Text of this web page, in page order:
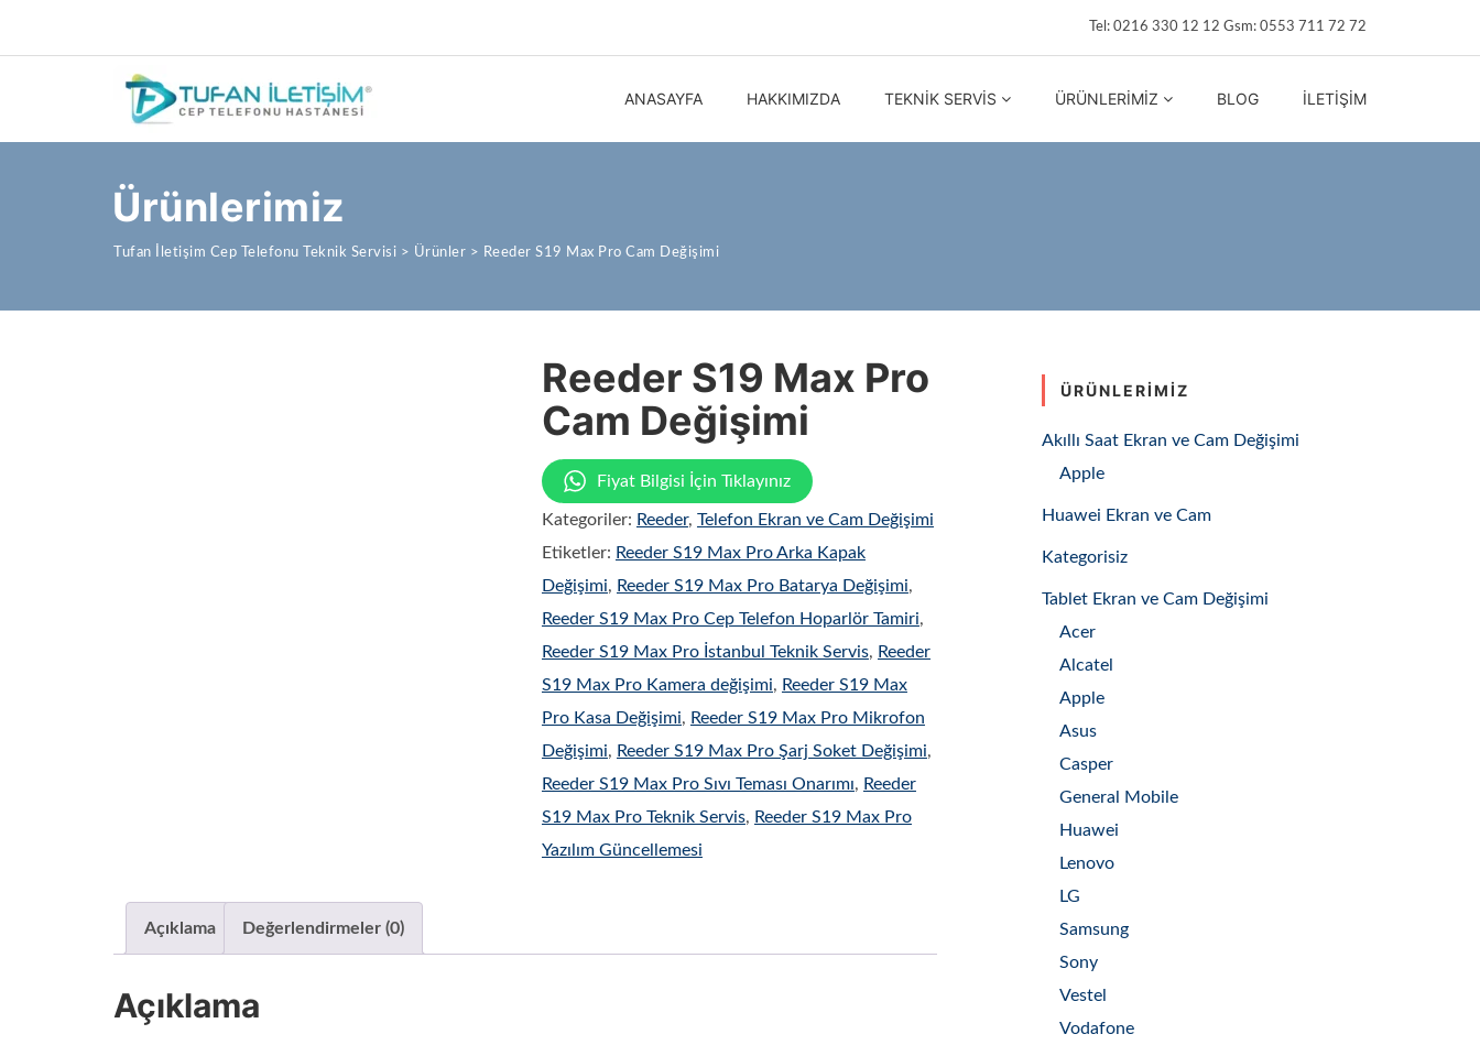
Tel: 0216 330 12 12 Gsm: 0553 711 72 72
ANASAYFA HAKKIMIZDA TEKNIK SERVIS ÜRÜNLERIMIZ BLOG İLETIŞIM
Ürünlerimiz
Tufan İletişim Cep Telefonu Teknik Servisi > Ürünler > Reeder S19 Max Pro Cam Değişimi
Reeder S19 Max Pro
Cam Değişimi
Fiyat Bilgisi İçin Tıklayınız
Kategoriler: Reeder, Telefon Ekran ve Cam Değişimi
Etiketler: Reeder S19 Max Pro Arka Kapak
Değişimi, Reeder S19 Max Pro Batarya Değişimi,
Reeder S19 Max Pro Cep Telefon Hoparlör Tamiri,
Reeder S19 Max Pro İstanbul Teknik Servis, Reeder
S19 Max Pro Kamera değişimi, Reeder S19 Max
Pro Kasa Değişimi, Reeder S19 Max Pro Mikrofon
Değişimi, Reeder S19 Max Pro Şarj Soket Değişimi,
Reeder S19 Max Pro Sıvı Teması Onarımı, Reeder
S19 Max Pro Teknik Servis, Reeder S19 Max Pro
Yazılım Güncellemesi
Açıklama Değerlendirmeler (0)
Açıklama
ÜRÜNLERIMIZ
Akıllı Saat Ekran ve Cam Değişimi
Apple
Huawei Ekran ve Cam
Kategorisiz
Tablet Ekran ve Cam Değişimi
Acer
Alcatel
Apple
Asus
Casper
General Mobile
Huawei
Lenovo
LG
Samsung
Sony
Vestel
Vodafone